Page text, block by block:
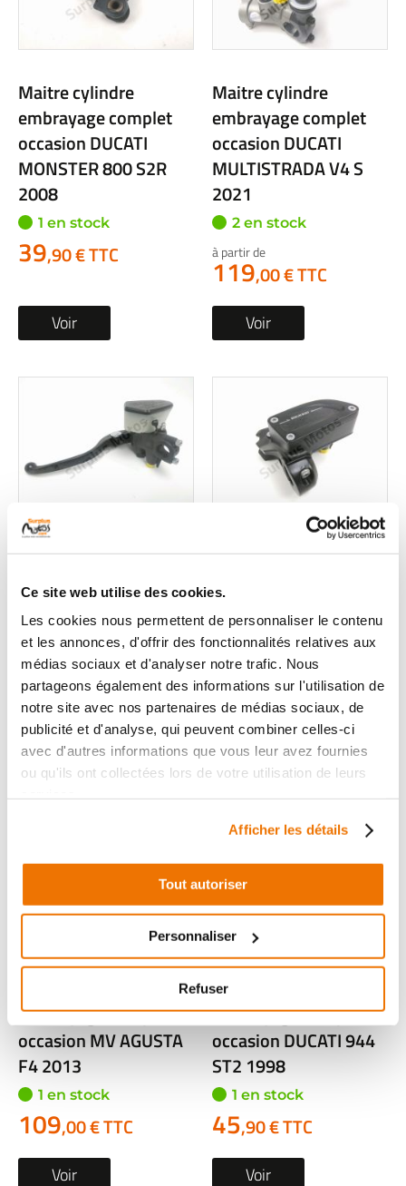
Ce site web utilise des cookies.
Les cookies nous permettent de personnaliser le contenu
et les annonces, d'offrir des fonctionnalités relatives aux
médias sociaux et d'analyser notre trafic. Nous
partageons également des informations sur l'utilisation de
notre site avec nos partenaires de médias sociaux, de
publicité et d'analyse, qui peuvent combiner celles-ci
avec d'autres informations que vous leur avez fournies
ou qu'ils ont collectées lors de votre utilisation de leurs
Afficher les détails
Tout autoriser
Personnaliser
Refuser
Maitre cylindre
embrayage complet
occasion DUCATI
MONSTER 800 S2R
2008
1 en stock
39,90 € TTC
Voir
Maitre cylindre
embrayage complet
occasion DUCATI
MULTISTRADA V4 S
2021
2 en stock
à partir de
119,00 € TTC
Voir
Maitre cylindre
occasion KAWASAKI
GTR 1400 2010
1 en stock
57,90 € TTC
Voir
Maitre cylindre
occasion BMW R18
TRANSCONTINENTAL
2023
1 en stock
249,00 € TTC
Voir
embrayage complet
occasion MV AGUSTA
F4 2013
1 en stock
109,00 € TTC
Voir
Maitre cylindre
embrayage complet
occasion DUCATI 944
ST2 1998
1 en stock
45,90 € TTC
Voir